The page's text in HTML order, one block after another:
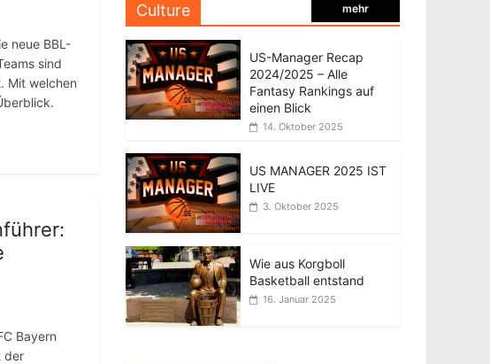
neue BBL-
sind
Mit welchen
Bayern
der
Culture mehr
US-Manager Recap
2024/2025 – Alle
Fantasy Rankings auf
einen Blick
14. Oktober 2025
US MANAGER 2025 IST
LIVE
3. Oktober 2025
Wie aus Korgboll
Basketball entstand
16. Januar 2025